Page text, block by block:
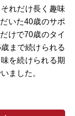
れだけ長く趣味
いた40歳のサポ
けで70歳のタイ
まで続けられる
を続けられる期
ました。